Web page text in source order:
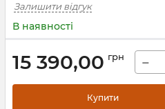
Залишити відгук
В наявності
15 390,00 грн −
Купити